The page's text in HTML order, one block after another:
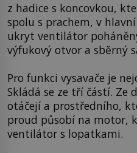
z hadice s koncovkou,
spolu s prachem, v
ukryt ventilátor
výfukový otvor a sběrný
Pro funkci vysavače je
Skládá se ze tří částí. Ze
otáčejí a prostředního,
proud působí na motor,
ventilátor s lopatkami.